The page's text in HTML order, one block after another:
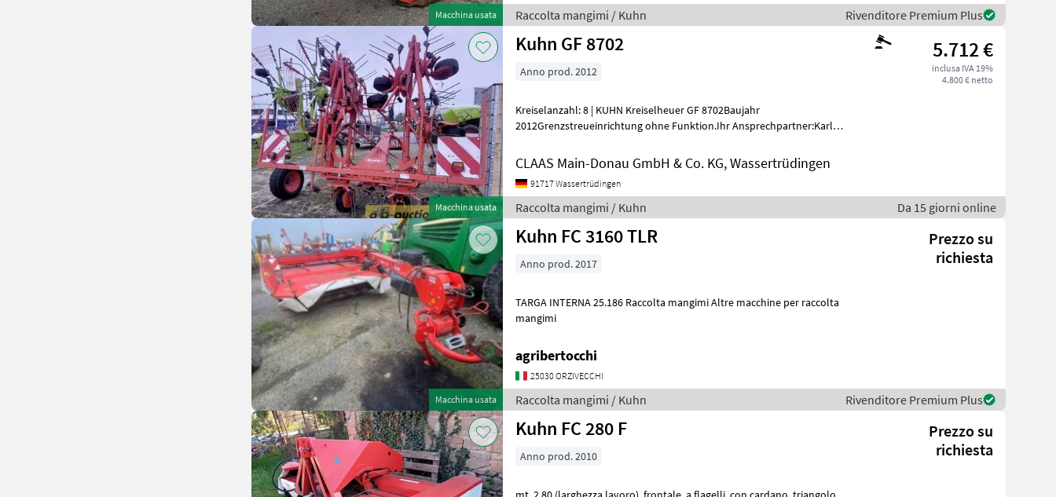
Macchina usata Raccolta mangimi / Kuhn Rivenditore Premium Plus
Macchina usata
Kuhn GF 8702 5.712 €
inclusa IVA 19%
4.800 € netto
Anno prod. 2012
Kreiselanzahl: 8 | KUHN Kreiselheuer GF 8702Baujahr
2012Grenzstreueinrichtung ohne Funktion.Ihr Ansprechpartner:Karl
CLAAS Main-Donau GmbH & Co. KG, Wassertrüdingen
91717 Wassertrüdingen
Raccolta mangimi / Kuhn Da 15 giorni online
Macchina usata
Kuhn FC 3160 TLR
Prezzo su
richiesta
Anno prod. 2017
TARGA INTERNA 25.186 Raccolta mangimi Altre macchine per raccolta
mangimi
agribertocchi
25030 ORZIVECCHI
Raccolta mangimi / Kuhn Rivenditore Premium Plus
Kuhn FC 280 F
Prezzo su
richiesta
Anno prod. 2010